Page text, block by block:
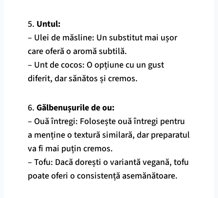
5. Untul:
– Ulei de măsline: Un substitut mai ușor
care oferă o aromă subtilă.
– Unt de cocos: O opțiune cu un gust
diferit, dar sănătos și cremos.
6. Gălbenușurile de ou:
– Ouă întregi: Folosește ouă întregi pentru
a menține o textură similară, dar preparatul
va fi mai puțin cremos.
– Tofu: Dacă dorești o variantă vegană, tofu
poate oferi o consistență asemănătoare.